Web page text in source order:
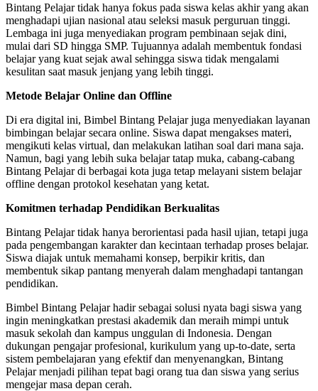
Bintang Pelajar tidak hanya fokus pada siswa kelas akhir yang akan
menghadapi ujian nasional atau seleksi masuk perguruan tinggi.
Lembaga ini juga menyediakan program pembinaan sejak dini,
mulai dari SD hingga SMP. Tujuannya adalah membentuk fondasi
belajar yang kuat sejak awal sehingga siswa tidak mengalami
kesulitan saat masuk jenjang yang lebih tinggi.
Metode Belajar Online dan Offline
Di era digital ini, Bimbel Bintang Pelajar juga menyediakan layanan
bimbingan belajar secara online. Siswa dapat mengakses materi,
mengikuti kelas virtual, dan melakukan latihan soal dari mana saja.
Namun, bagi yang lebih suka belajar tatap muka, cabang-cabang
Bintang Pelajar di berbagai kota juga tetap melayani sistem belajar
offline dengan protokol kesehatan yang ketat.
Komitmen terhadap Pendidikan Berkualitas
Bintang Pelajar tidak hanya berorientasi pada hasil ujian, tetapi juga
pada pengembangan karakter dan kecintaan terhadap proses belajar.
Siswa diajak untuk memahami konsep, berpikir kritis, dan
membentuk sikap pantang menyerah dalam menghadapi tantangan
pendidikan.
Bimbel Bintang Pelajar hadir sebagai solusi nyata bagi siswa yang
ingin meningkatkan prestasi akademik dan meraih mimpi untuk
masuk sekolah dan kampus unggulan di Indonesia. Dengan
dukungan pengajar profesional, kurikulum yang up-to-date, serta
sistem pembelajaran yang efektif dan menyenangkan, Bintang
Pelajar menjadi pilihan tepat bagi orang tua dan siswa yang serius
mengejar masa depan cerah.